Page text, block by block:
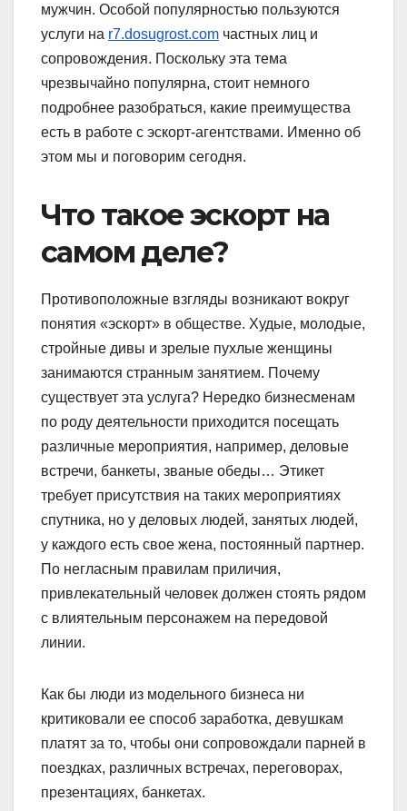
мужчин. Особой популярностью пользуются
услуги на r7.dosugrost.com частных лиц и
сопровождения. Поскольку эта тема
чрезвычайно популярна, стоит немного
подробнее разобраться, какие преимущества
есть в работе с эскорт-агентствами. Именно об
этом мы и поговорим сегодня.
Что такое эскорт на
самом деле?
Противоположные взгляды возникают вокруг
понятия «эскорт» в обществе. Худые, молодые,
стройные дивы и зрелые пухлые женщины
занимаются странным занятием. Почему
существует эта услуга? Нередко бизнесменам
по роду деятельности приходится посещать
различные мероприятия, например, деловые
встречи, банкеты, званые обеды… Этикет
требует присутствия на таких мероприятиях
спутника, но у деловых людей, занятых людей,
у каждого есть свое жена, постоянный партнер.
По негласным правилам приличия,
привлекательный человек должен стоять рядом
с влиятельным персонажем на передовой
линии.
Как бы люди из модельного бизнеса ни
критиковали ее способ заработка, девушкам
платят за то, чтобы они сопровождали парней в
поездках, различных встречах, переговорах,
презентациях, банкетах.